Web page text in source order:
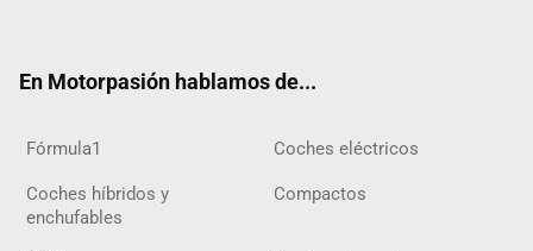
En Motorpasión hablamos de...
Fórmula1 Coches eléctricos
Coches híbridos y
enchufables
Compactos